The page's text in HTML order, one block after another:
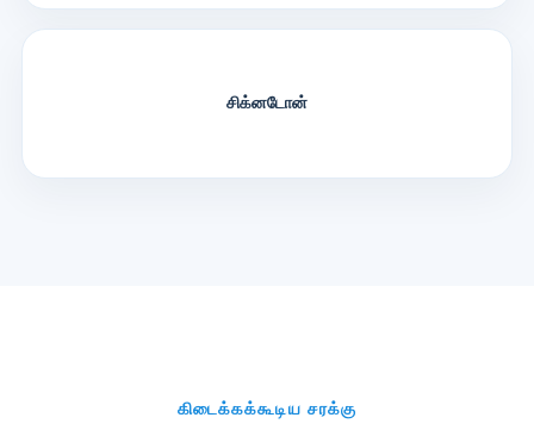
சிக்னடோன்
கிடைக்கக்கூடிய சரக்கு